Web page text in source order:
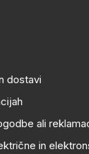
dostavi
ali
in